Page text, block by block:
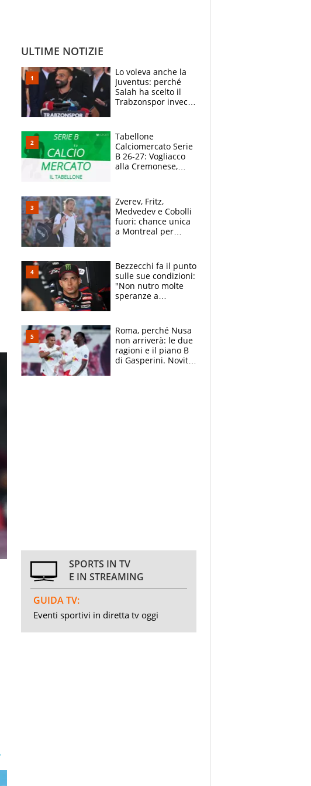
ULTIME NOTIZIE
Lo voleva anche la
Juventus: perché
Salah ha scelto il
Trabzonspor invece
Tabellone
Calciomercato Serie
B 26-27: Vogliacco
alla Cremonese,
Zverev, Fritz,
Medvedev e Cobolli
fuori: chance unica
a Montreal per
attacca le palline
Bezzecchi fa il punto
sulle sue condizioni:
"Non nutro molte
speranze a
da Aragon
Roma, perché Nusa
non arriverà: le due
ragioni e il piano B
di Gasperini. Novità
SPORTS IN TV
E IN STREAMING
GUIDA TV:
Eventi sportivi in diretta tv oggi